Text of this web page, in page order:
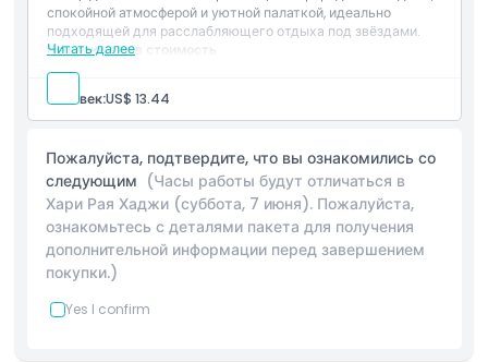
спокойной атмосферой и уютной палаткой, идеально
подходящей для расслабляющего отдыха под звёздами.
Читать далее
Не включено в стоимость
Транспорт
Питание и напитки
Прочие личные расходы
Включено в стоимость
1 ночь проживания в кемпинге (каждая палатка
рассчитана на 2 человека)
Регистрация заезда: 15:00
Выезд: 12:00
Все доступные удобства (прилагаемые душ и туалет,
водонагреватель, надувной коврик для сна)
Человек:US$ 13.44
Пожалуйста, подтвердите, что вы ознакомились со
следующим (Часы работы будут отличаться в
Хари Рая Хаджи (суббота, 7 июня). Пожалуйста,
ознакомьтесь с деталями пакета для получения
дополнительной информации перед завершением
покупки.)
Yes I confirm